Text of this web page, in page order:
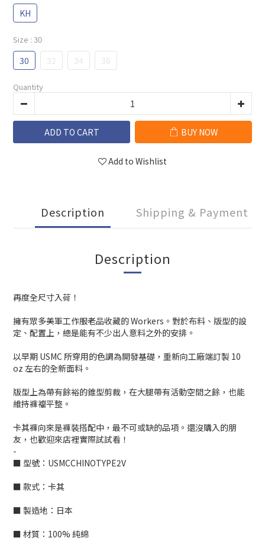
KH
Size : 30
30 32 34 36
Quantity
ADD TO CART BUY NOW
Add to Wishlist
Description Shipping & Payment
Description
再度全尺寸入荷！
擁有眾多美軍工作服老品收藏的 Workers。對於布料、版型的設
定、配置上，總是能有不少出人意料之外的安排。
以早期 USMC 所穿用的色調為開發基礎，重新向工廠端訂製 10
oz 左右的全新面料。
版型上為帶有餘裕的錐型剪裁，在大腿帶有活動空間之餘，也能
維持褲襠平整。
卡其褲向來是褲裝搭配中，最不可或缺的品項。還沒購入的朋
友，也歡迎來店裡實際試試看！
-
■ 型號：USMCCHINOTYPE2V
■ 款式：卡其
■ 製造地：日本
■ 材質：100% 純綿